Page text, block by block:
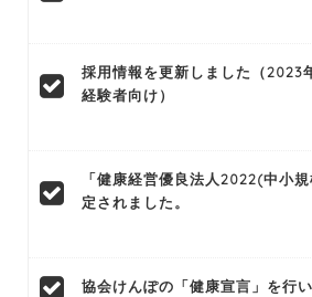
採用情報を更新しました（2023
経験者向け）
「健康経営優良法人2022(中小
定されました。
協会けんぽの「健康宣言」を行